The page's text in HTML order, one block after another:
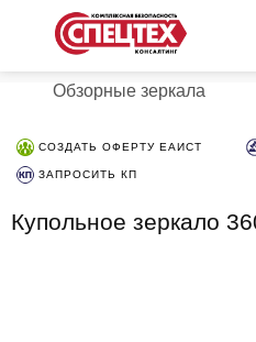
Обзорные зеркала
СОЗДАТЬ ОФЕРТУ ЕАИСТ
ЗАПРОСИТЬ КП
Купольное зеркало